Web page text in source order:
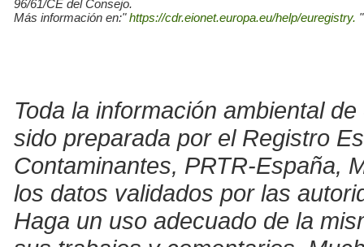
96/61/CE del Consejo.
Más información en:"https://cdr.eionet.europa.eu/help/euregistry. "
Toda la información ambiental
sido preparada por el Registro
Contaminantes, PRTR-España,
los datos validados por las
Haga un uso adecuado de la